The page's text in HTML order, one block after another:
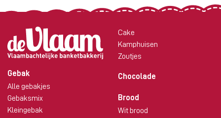
Gebak
Alle gebakjes
Gebaksmix
Kleingebak
Cake
Kamphuisen
Zoutjes
Chocolade
Brood
Wit brood